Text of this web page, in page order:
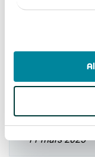
IRAIF Notice
December
11 mars 2025